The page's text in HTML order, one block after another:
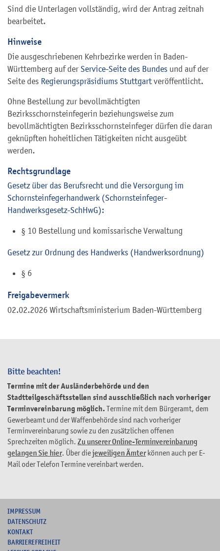
Bitte beachten!
Termine mit der Ausländerbehörde und den
Stadtteilgeschäftsstellen sind ausschließlich nach vorheriger
Terminvereinbarung möglich. Termine mit dem Bürgeramt, dem
Gewerbeamt und der Waffenbehörde sind nach vorheriger
Terminvereinbarung sowie zu den zusätzlichen offenen
Sprechzeiten möglich. Zu unserer Online-Terminvereinbarung
gelangen Sie hier. Über diejeweiligen Ämterkönnen auch per E-
Mail oder Telefon Termine vereinbart werden.
Sind die Unterlagen vollständig, wird der Antrag zeitnah
bearbeitet.
Hinweise
Die ausgeschriebenen Kehrbezirke werden in Baden-
Württemberg auf der Service-Seite des Bundes und auf der
Seite des Regierungspräsidiums Stuttgart veröffentlicht.
Ohne Bestellung zur bevollmächtigten
Bezirksschornsteinfegerin beziehungsweise zum
bevollmächtigten Bezirksschornsteinfeger dürfen die daran
geknüpften hoheitlichen Tätigkeiten nicht ausgeübt
werden.
Rechtsgrundlage
Gesetz über das Berufsrecht und die Versorgung im
Schornsteinfegerhandwerk (Schornsteinfeger-
Handwerksgesetz-SchHwG):
§ 10 Bestellung und komissarische Verwaltung
Gesetz zur Ordnung des Handwerks (Handwerksordnung)
§ 6
Freigabevermerk
02.02.2026 Wirtschaftsministerium Baden-Württemberg
IMPRESSUM
DATENSCHUTZ
KONTAKT
BARRIEREFREIHEIT